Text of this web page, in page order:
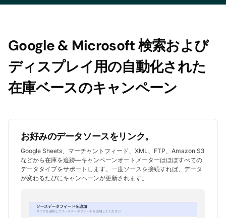
Google & Microsoft 検索および
ディスプレイ用の自動化された
在庫ベースのキャンペーン
お好みのデータソースをリンク。
Google Sheets、マーチャントフィード、XML、FTP、Amazon S3
などから在庫を追跡—キャンペーンオートメーターはほぼすべての
データタイプをサポートします。一度ソースを接続すれば、データ
が変わるたびにキャンペーンが更新されます。